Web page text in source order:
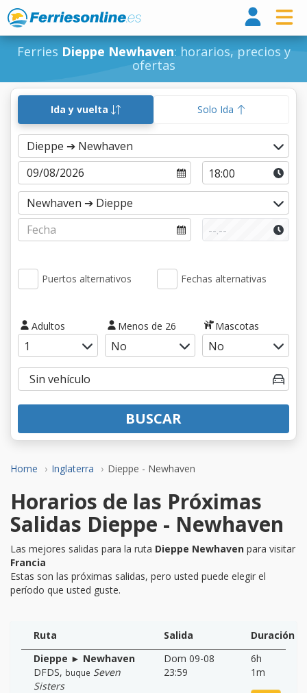
Ferries Dieppe Newhaven: horarios, precios y
ofertas
Home Inglaterra Dieppe - Newhaven
Ida y vuelta Solo Ida
Puertos alternativos Fechas alternativas
Adultos Menos de 26 Mascotas
BUSCAR
Horarios de las Próximas
Salidas Dieppe - Newhaven
Las mejores salidas para la ruta Dieppe Newhaven para visitar
Francia
Estas son las próximas salidas, pero usted puede elegir el
período que usted guste.
Ruta Salida
Duración
Dieppe ► Newhaven
DFDS, buque Seven
Sisters
Dom 09-08
23:59
6h
1m